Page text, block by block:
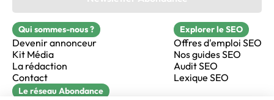
Qui sommes-nous ?
Devenir annonceur
Kit Média
La rédaction
Contact
Explorer le SEO
Offres d'emploi SEO
Nos guides SEO
Audit SEO
Lexique SEO
Le réseau Abondance